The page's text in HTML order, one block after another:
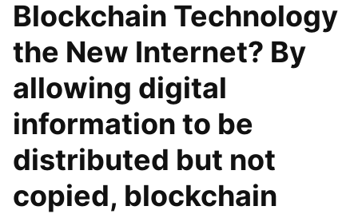
Blockchain Technology
the New Internet? By
allowing digital
information to be
distributed but not
copied, blockchain